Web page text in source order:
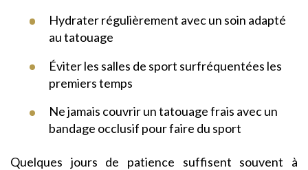
Hydrater régulièrement avec un soin adapté
au tatouage
Éviter les salles de sport surfréquentées les
premiers temps
Ne jamais couvrir un tatouage frais avec un
bandage occlusif pour faire du sport
Quelques jours de patience suffisent souvent à